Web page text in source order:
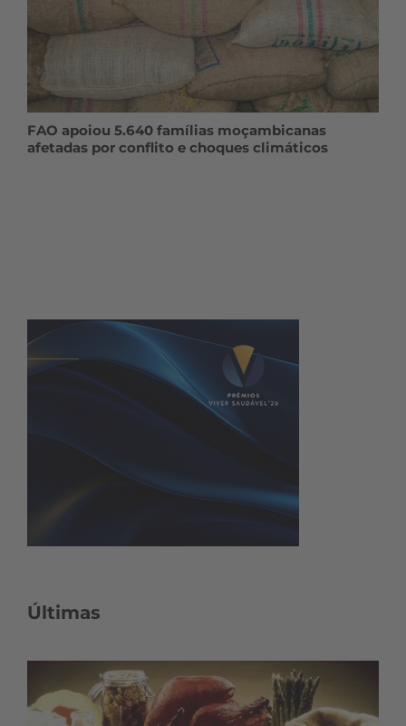
FAO apoiou 5.640 famílias moçambicanas
afetadas por conflito e choques climáticos
Últimas